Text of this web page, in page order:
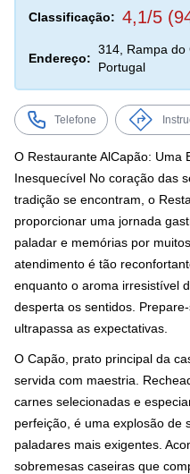
Classificação: 4,1/5
Endereço:
314, Rampa do
Portugal
Telefone
O Restaurante AlCapão: Uma
Inesquecível No coração das
tradição se encontram, o
proporcionar uma jornada
paladar e memórias por
atendimento é tão
enquanto o aroma irresistível
desperta os sentidos.
ultrapassa as expectativas.
O Capão, prato principal da
servida com maestria.
carnes selecionadas e
perfeição, é uma explosão de
paladares mais exigentes.
sobremesas caseiras que